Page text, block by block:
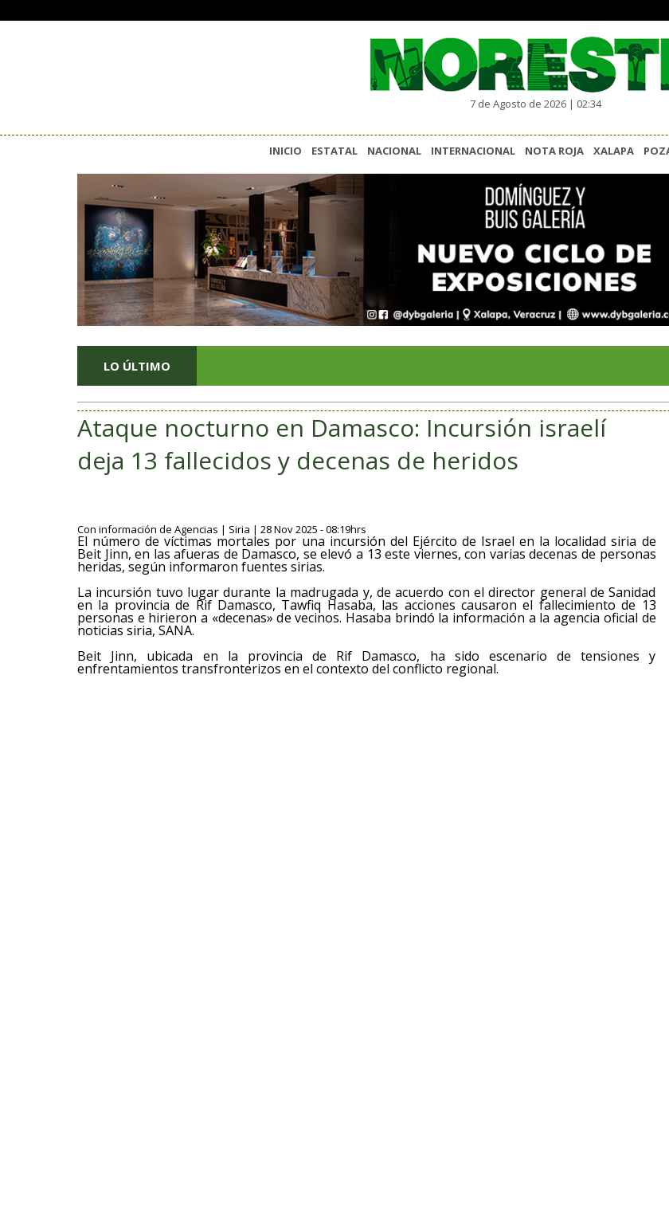
7 de Agosto de 2026 | 02:34
INICIO ESTATAL NACIONAL INTERNACIONAL NOTA ROJA XALAPA
LO ÚLTIMO
Ataque nocturno en Damasco: Incursión israelí
deja 13 fallecidos y decenas de heridos
Con información de Agencias | Siria | 28 Nov 2025 - 08:19hrs
El número de víctimas mortales por una incursión del Ejército de Israel en la localidad siria de
Beit Jinn, en las afueras de Damasco, se elevó a 13 este viernes, con varias decenas de personas
heridas, según informaron fuentes sirias.
La incursión tuvo lugar durante la madrugada y, de acuerdo con el director general de Sanidad
en la provincia de Rif Damasco, Tawfiq Hasaba, las acciones causaron el fallecimiento de 13
personas e hirieron a «decenas» de vecinos. Hasaba brindó la información a la agencia oficial de
noticias siria, SANA.
Beit Jinn, ubicada en la provincia de Rif Damasco, ha sido escenario de tensiones y
enfrentamientos transfronterizos en el contexto del conflicto regional.